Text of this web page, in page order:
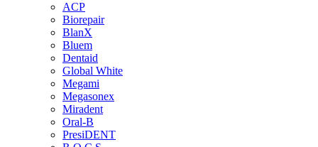
ACP
Biorepair
BlanX
Bluem
Dentaid
Global White
Megami
Megasonex
Miradent
Oral-B
PresiDENT